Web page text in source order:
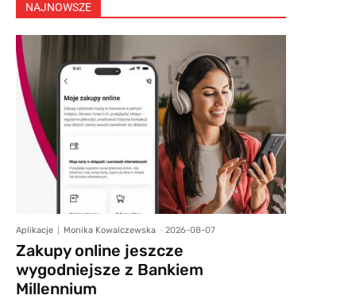
NAJNOWSZE
Aplikacje Monika Kowalczewska - 2026-08-07
Zakupy online jeszcze
wygodniejsze z Bankiem
Millennium